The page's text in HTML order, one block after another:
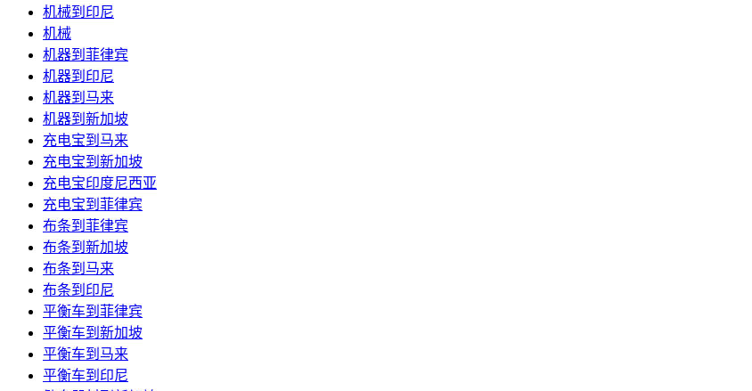
机械到印尼
机械
机器到菲律宾
机器到印尼
机器到马来
机器到新加坡
充电宝到马来
充电宝到新加坡
充电宝印度尼西亚
充电宝到菲律宾
布条到菲律宾
布条到新加坡
布条到马来
布条到印尼
平衡车到菲律宾
平衡车到新加坡
平衡车到马来
平衡车到印尼